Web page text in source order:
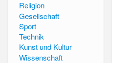
Religion
Gesellschaft
Sport
Technik
Kunst und Kultur
Wissenschaft